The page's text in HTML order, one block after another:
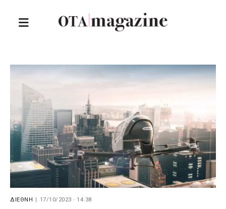
ΔΙΕΘΝΗ 17/10/2023 · 14:38